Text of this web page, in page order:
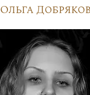
Ольга